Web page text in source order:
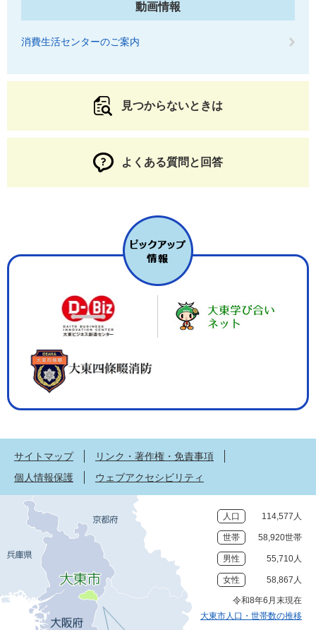
動画情報
消費生活センターのご案内
見つからないときは
よくある質問と回答
サイトマップ
リンク・著作権・免責事項
個人情報保護
ウェブアクセシビリティ
人口 114,577人
世帯 58,920世帯
男性 55,710人
女性 58,867人
令和8年6月末現在
大東市人口・世帯数の推移